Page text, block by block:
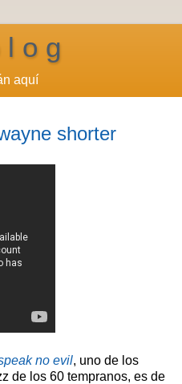
l o g
aquí
shorter
no evil, uno de los
de los 60 tempranos, es de